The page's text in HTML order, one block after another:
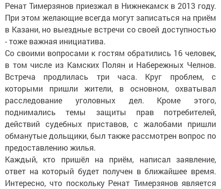
Ренат Тимерзянов приезжал в Нижнекамск в 2013 году.
При этом желающие всегда могут записаться на приём
в Казани, но выездные встречи со своей доступностью
- тоже важная инициатива.
Со своими вопросами к гостям обратились 16 человек,
в том числе из Камских Полян и Набережных Челнов.
Встреча продлилась три часа. Круг проблем, с
которыми пришли жители, в основном, охватывал
расследование уголовных дел. Кроме этого,
поднимались темы защиты прав потребителей,
действий судебных приставов, с жалобами пришли
обманутые дольщики, был также рассмотрен вопрос по
предоставлению жилья.
Каждый, кто пришёл на приём, написал заявление,
ответ на который будет получен в ближайшее время.
Интересно, что поскольку Ренат Тимерзянов является